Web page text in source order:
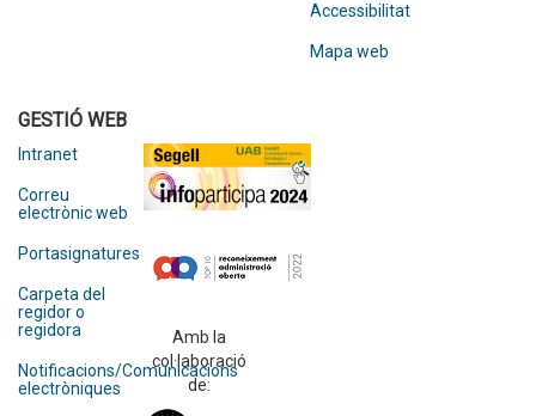
Accessibilitat
Mapa web
GESTIÓ WEB
Intranet
Correu
electrònic web
Portasignatures
Carpeta del
regidor o
regidora
Notificacions/Comunicacions
electròniques
Amb la
col·laboració
de: